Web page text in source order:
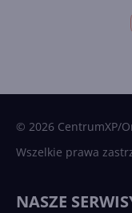
© 2026 CentrumXP/
Wszelkie prawa
NASZE